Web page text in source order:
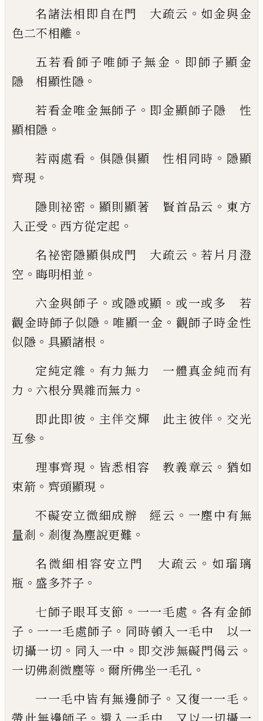
名諸法相即自在門 大疏云 。 如金與金
色二不相離 。
五若看師子唯師子無金 。 即師子顯金
隱 相顯性隱 。
若看金唯金無師子 。 即金顯師子隱 性
顯相隱 。
若兩處看 。 俱隱俱顯 性相同時 。 隱顯
齊現 。
隱則祕密 。 顯則顯著 賢首品云 。 東方
入正受 。 西方從定起 。
名祕密隱顯俱成門 大疏云 。若片月澄
空 。 晦明相並 。
六金與師子 。 或隱或顯 。 或一或多 若
觀金時師子似隱 。 唯顯一金 。 觀師子時金性
似隱 。 具顯諸根 。
定純定雜 。 有力無力 一體真金純而有
力 。 六根分異雜而無力 。
即此即彼 。 主伴交輝 此主彼伴 。 交光
互參 。
理事齊現 。 皆悉相容 教義章云 。 猶如
束箭 。 齊頭顯現 。
不礙安立微細成辦 經云 。 一塵中有無
量剎 。 剎復為塵說更難 。
名微細相容安立門 大疏云 。 如瑠璃
瓶 。 盛多芥子 。
七師子眼耳支節 。 一一毛處 。各有金師
子 。 一一毛處師子 。 同時頓入一毛中 以一
切攝一切 。 同入一中 。 即交涉無礙門偈云 。
一切佛剎微塵等 。 爾所佛坐一毛孔 。
一一毛中皆有無邊師子 。 又復一一毛 。